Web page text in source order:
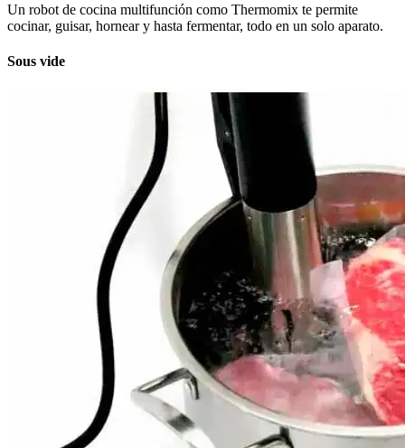
Un robot de cocina multifunción como Thermomix te permite
cocinar, guisar, hornear y hasta fermentar, todo en un solo aparato.
Sous vide